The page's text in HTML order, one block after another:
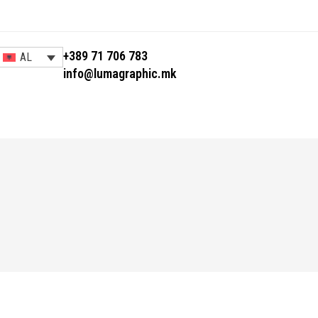
AL
+389 71 706 783
info@lumagraphic.mk